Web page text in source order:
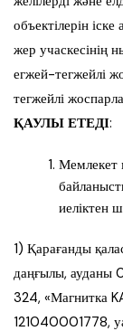
объектілерін
жер учаскесінің
егжей-тегжейлі
тегжейлі
ҚАУЛЫ ЕТЕДІ:
Мемлекет
иеліктен
1) Қарағанды
даңғылы, ауданы
324, «Магнитка
121040001778,